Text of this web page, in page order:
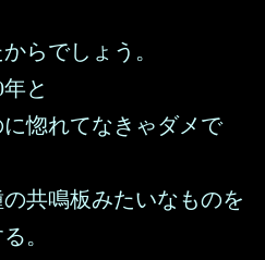
らでしょう。
と
惚れてなきゃダメで
共鳴板みたいなものを
。